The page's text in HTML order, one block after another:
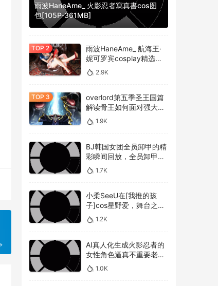
雨波HaneAme_ 火影忍者寫真書cos图
包[105P-361MB]
雨波HaneAme_ 航海王·
妮可罗宾cosplay精选作
品 [34P-134MB]
2.9K
overlord第五季圣王国篇
解读骨王如何面对强大的
敌人，overlord第五季圣
王国篇深度解析骨王与敌
1.9K
BJ韩国女团全员卸甲的精
彩瞬间回放，全员卸甲视
频如何观看BJ韩国女团成
员的最精彩时刻？
1.7K
小柔SeeU在[我推的孩
子]cos星野爱，舞台之星
闪耀迷人
1.2K
AI真人化生成火影忍者的
女性角色逼真不重要老婆
美不美才是重点！
1.0K